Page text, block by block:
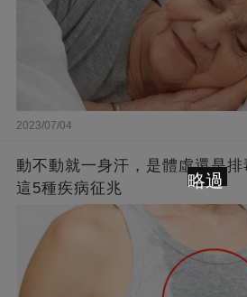
2023/07/04
動不動就一身汗，是體虛還是
這5種疾病征兆
略過